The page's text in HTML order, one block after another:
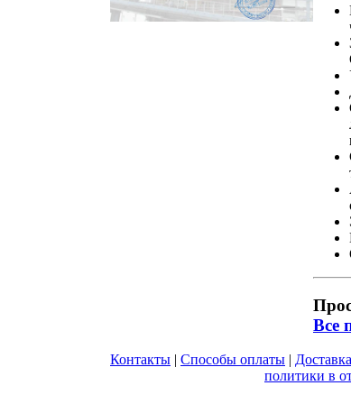
Все
Контакты | Способы оплаты | Доставка
политики в